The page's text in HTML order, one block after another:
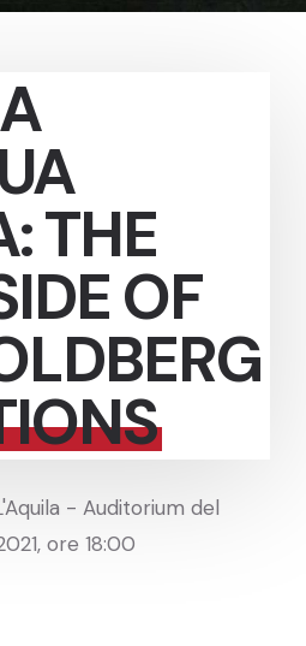
THE
OF
- Auditorium del
ore 18:00